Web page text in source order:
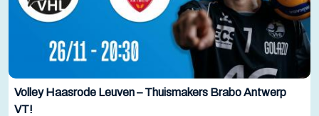
Volley Haasrode Leuven – Thuismakers Brabo Antwerp
VT!